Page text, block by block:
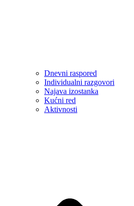
Dnevni raspored
Individualni razgovori
Najava izostanka
Kućni red
Aktivnosti